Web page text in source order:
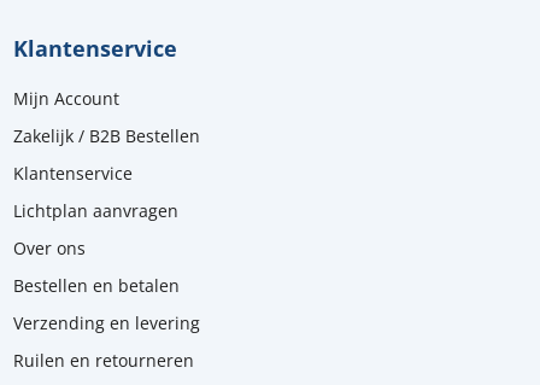
Klantenservice
Mijn Account
Zakelijk / B2B Bestellen
Klantenservice
Lichtplan aanvragen
Over ons
Bestellen en betalen
Verzending en levering
Ruilen en retourneren